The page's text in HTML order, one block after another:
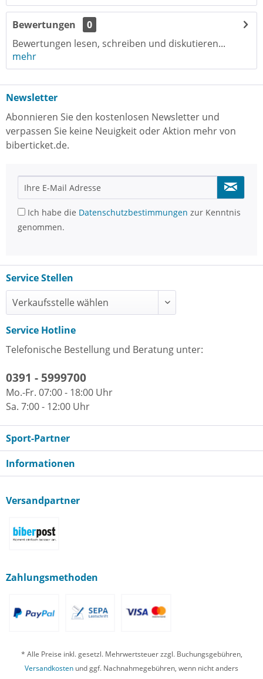
Bewertungen
0
Bewertungen lesen, schreiben und diskutieren...
mehr
Newsletter
Abonnieren Sie den kostenlosen Newsletter und
verpassen Sie keine Neuigkeit oder Aktion mehr von
biberticket.de.
Ich habe die Datenschutzbestimmungen zur Kenntnis
genommen.
Service Stellen
Service Hotline
Telefonische Bestellung und Beratung unter:
0391 - 5999700
Mo.-Fr. 07:00 - 18:00 Uhr
Sa. 7:00 - 12:00 Uhr
Sport-Partner
Informationen
Versandpartner
Zahlungsmethoden
* Alle Preise inkl. gesetzl. Mehrwertsteuer zzgl. Buchungsgebühren,
Versandkosten und ggf. Nachnahmegebühren, wenn nicht anders